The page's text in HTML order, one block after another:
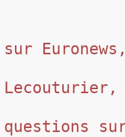
sur
questions